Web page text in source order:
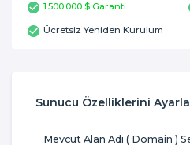
1.500.000 $ Garanti
Ücretsiz Yeniden Kurulum
Sunucu Özelliklerini
Mevcut Alan Adı ( Domain )